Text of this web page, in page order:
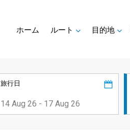
ホーム ルート 目的地
旅行日